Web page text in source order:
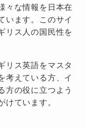
々な情報を日本在
います。このサイ
リス人の国民性を
リス英語をマスタ
考えている方、イ
方の役に立つよう
けています。